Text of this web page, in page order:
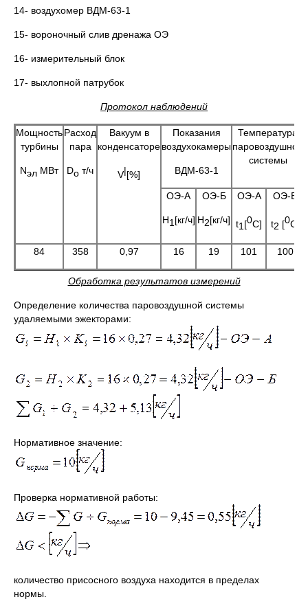
14- воздухомер ВДМ-63-1
15- вороночный слив дренажа ОЭ
16- измерительный блок
17- выхлопной патрубок
Протокол наблюдений
Мощность
турбины
Nэл МВт
Расход
пара
Dо т/ч
Вакуум в
конденсаторе
V|[%]
Показания
воздухокамеры
ВДМ-63-1
Температура
паровоздушной
системы
ОЭ-А
H1 [кг/ч]
ОЭ-Б
H2[кг/ч]
ОЭ-А
t1 [0C]
ОЭ-Б
t2 [0C]
84 358 0,97 16 19 101 100
Обработка результатов измерений
Определение количества паровоздушной системы
удаляемыми эжекторами:
Нормативное значение:
Проверка нормативной работы:
количество присосного воздуха находится в пределах
нормы.